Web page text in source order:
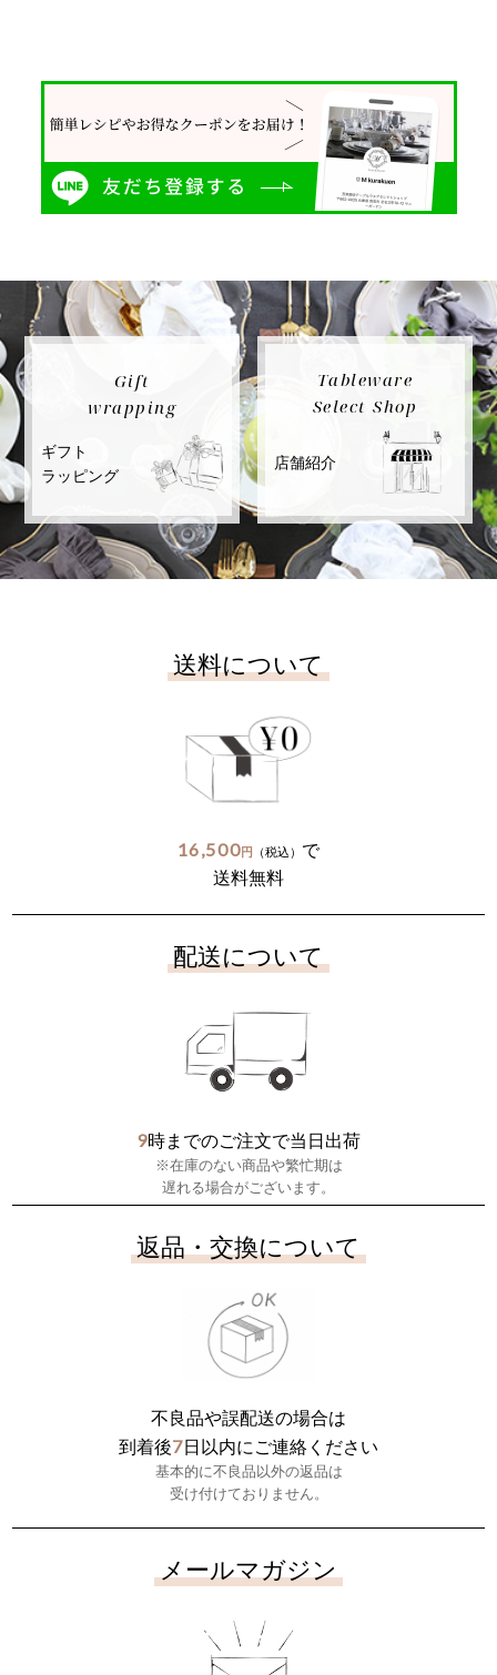
Gift
wrapping
ギフト
ラッピング
Tableware
Select Shop
店舗紹介
送料について
16,500円 （税込） で
送料無料
配送について
9時までのご注文で当日出荷
※在庫のない商品や繁忙期は
遅れる場合がございます。
返品・交換について
不良品や誤配送の場合は
到着後7日以内にご連絡ください
基本的に不良品以外の返品は
受け付けておりません。
メールマガジン